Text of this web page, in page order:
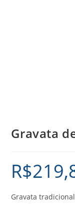
Gravata
R$
Gravata